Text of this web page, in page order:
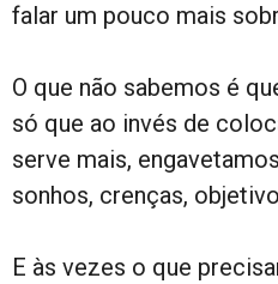
falar um pouco mais
O que não sabemos é
só que ao invés de
serve mais,
sonhos, crenças,
E às vezes o que